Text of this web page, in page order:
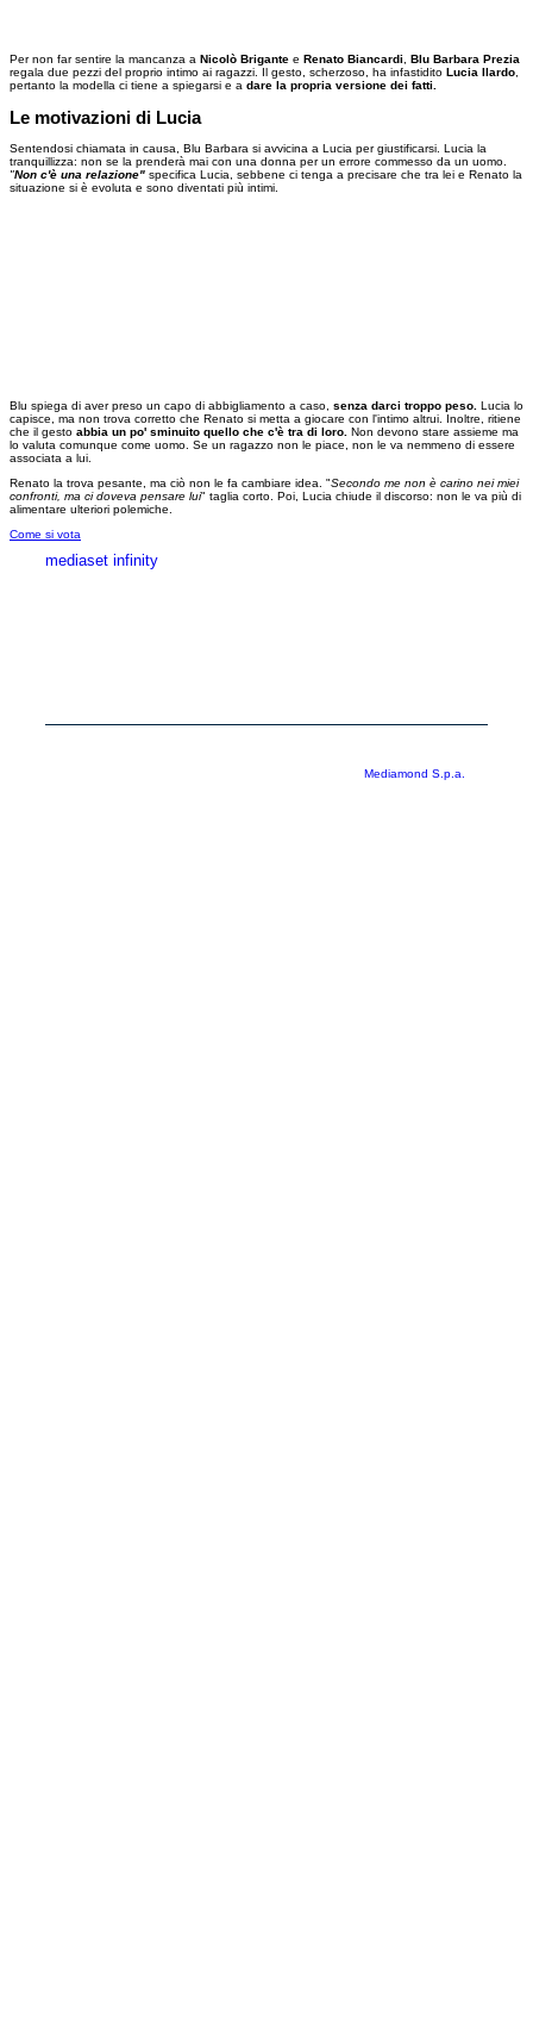
Per non far sentire la mancanza a Nicolò Brigante e Renato Biancardi, Blu Barbara Prezia
regala due pezzi del proprio intimo ai ragazzi. Il gesto, scherzoso, ha infastidito Lucia Ilardo,
pertanto la modella ci tiene a spiegarsi e a dare la propria versione dei fatti.
Le motivazioni di Lucia
Sentendosi chiamata in causa, Blu Barbara si avvicina a Lucia per giustificarsi. Lucia la
tranquillizza: non se la prenderà mai con una donna per un errore commesso da un uomo.
"Non c'è una relazione" specifica Lucia, sebbene ci tenga a precisare che tra lei e Renato la
situazione si è evoluta e sono diventati più intimi.
Blu spiega di aver preso un capo di abbigliamento a caso, senza darci troppo peso. Lucia lo
capisce, ma non trova corretto che Renato si metta a giocare con l'intimo altrui. Inoltre, ritiene
che il gesto abbia un po' sminuito quello che c'è tra di loro. Non devono stare assieme ma
lo valuta comunque come uomo. Se un ragazzo non le piace, non le va nemmeno di essere
associata a lui.
Renato la trova pesante, ma ciò non le fa cambiare idea. "Secondo me non è carino nei miei
confronti, ma ci doveva pensare lui" taglia corto. Poi, Lucia chiude il discorso: non le va più di
alimentare ulteriori polemiche.
Come si vota
mediaset infinity
Mediamond S.p.a.